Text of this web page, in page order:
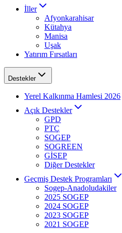
İller
Afyonkarahisar
Kütahya
Manisa
Uşak
Yatırım Fırsatları
Destekler
Yerel Kalkınma Hamlesi 2026
Açık Destekler
GPD
PTÇ
SOGEP
SOGREEN
GİSEP
Diğer Destekler
Geçmiş Destek Programları
Sogep-Anadoludakiler
2025 SOGEP
2024 SOGEP
2023 SOGEP
2021 SOGEP